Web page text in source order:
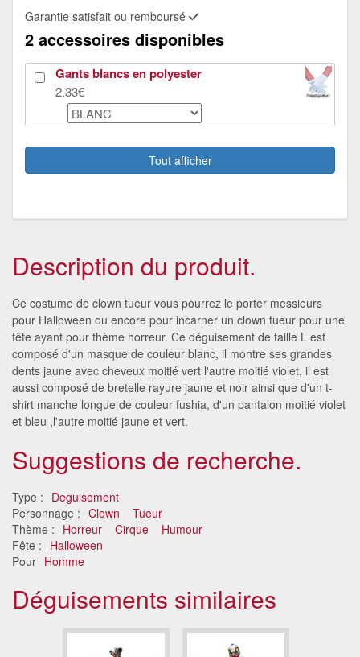
Garantie satisfait ou remboursé
2 accessoires disponibles
Gants blancs en polyester
2.33€
Tout afficher
Description du produit.
Ce costume de clown tueur vous pourrez le porter messieurs
pour Halloween ou encore pour incarner un clown tueur pour une
fête ayant pour thème horreur. Ce déguisement de taille L est
composé d'un masque de couleur blanc, il montre ses grandes
dents jaune avec cheveux moitié vert l'autre moitié violet, il est
aussi composé de bretelle rayure jaune et noir ainsi que d'un t-
shirt manche longue de couleur fushia, d'un pantalon moitié violet
et bleu ,l'autre moitié jaune et vert.
Suggestions de recherche.
Type : Deguisement
Personnage : Clown
Tueur
Thème : Horreur Cirque
Humour
Fête : Halloween
Pour Homme
Déguisements similaires